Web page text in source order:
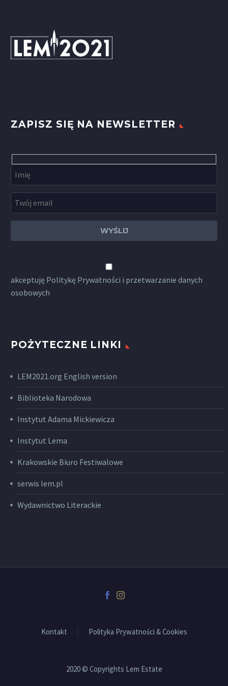
ZAPISZ SIĘ NA NEWSLETTER
akceptuję Politykę Prywatności i przetwarzanie danych
osobowych
POŻYTECZNE LINKI
LEM2021.org English version
Biblioteka Narodowa
Instytut Adama Mickiewicza
Instytut Lema
Krakowskie Biuro Festiwalowe
serwis lem.pl
Wydawnictwo Literackie
Kontakt Polityka Prywatności & Cookies
2020 © Copyrights Lem Estate